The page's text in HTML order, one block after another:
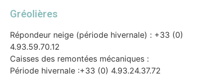
Gréolières
Répondeur neige (période hivernale) : +33 (0)
4.93.59.70.12
Caisses des remontées mécaniques :
Période hivernale :+33 (0) 4.93.24.37.72